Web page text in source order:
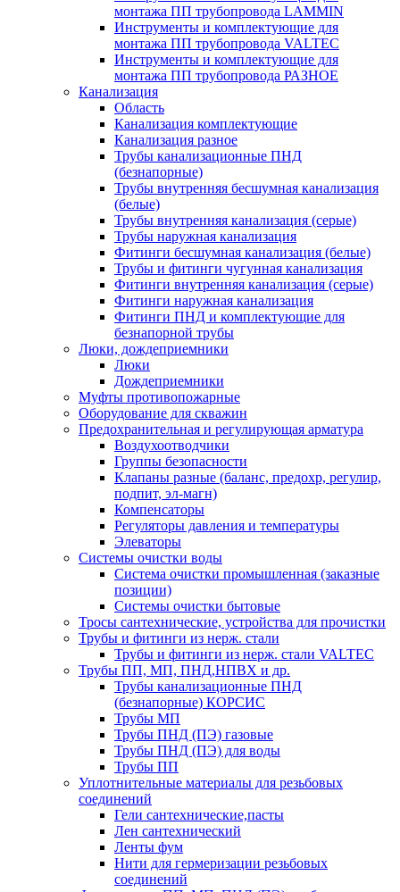
монтажа ПП трубопровода LAMMIN
Инструменты и комплектующие для
монтажа ПП трубопровода VALTEC
Инструменты и комплектующие для
монтажа ПП трубопровода РАЗНОЕ
Канализация
Область
Канализация комплектующие
Канализация разное
Трубы канализационные ПНД
(безнапорные)
Трубы внутренняя бесшумная канализация
(белые)
Трубы внутренняя канализация (серые)
Трубы наружная канализация
Фитинги бесшумная канализация (белые)
Трубы и фитинги чугунная канализация
Фитинги внутренняя канализация (серые)
Фитинги наружная канализация
Фитинги ПНД и комплектующие для
безнапорной трубы
Люки, дождеприемники
Люки
Дождеприемники
Муфты противопожарные
Оборудование для скважин
Предохранительная и регулирующая арматура
Воздухоотводчики
Группы безопасности
Клапаны разные (баланс, предохр, регулир,
подпит, эл-магн)
Компенсаторы
Регуляторы давления и температуры
Элеваторы
Системы очистки воды
Система очистки промышленная (заказные
позиции)
Системы очистки бытовые
Тросы сантехнические, устройства для прочистки
Трубы и фитинги из нерж. стали
Трубы и фитинги из нерж. стали VALTEC
Трубы ПП, МП, ПНД,НПВХ и др.
Трубы канализационные ПНД
(безнапорные) КОРСИС
Трубы МП
Трубы ПНД (ПЭ) газовые
Трубы ПНД (ПЭ) для воды
Трубы ПП
Уплотнительные материалы для резьбовых
соединений
Гели сантехнические,пасты
Лен сантехнический
Ленты фум
Нити для гермеризации резьбовых
соединений